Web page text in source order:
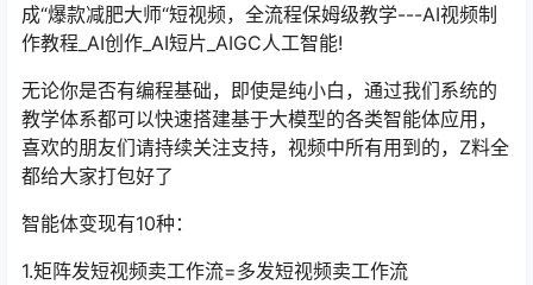
成“爆款减肥大师“短视频，全流程保姆级教学---AI视频制
作教程_AI创作_AI短片_AIGC人工智能!
无论你是否有编程基础，即使是纯小白，通过我们系统的
教学体系都可以快速搭建基于大模型的各类智能体应用，
喜欢的朋友们请持续关注支持，视频中所有用到的，Z料全
都给大家打包好了
智能体变现有10种：
1.矩阵发短视频卖工作流=多发短视频卖工作流